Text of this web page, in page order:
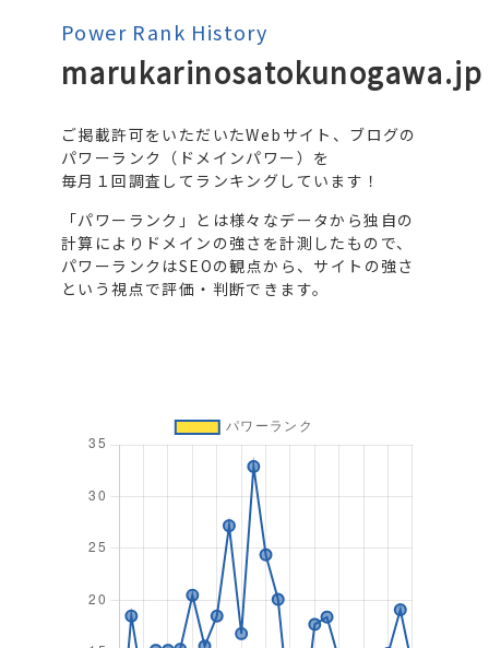
Power Rank History
marukarinosatokunogawa.jp
ご掲載許可をいただいたWebサイト、ブログの
パワーランク（ドメインパワー）を
毎月１回調査してランキングしています！
「パワーランク」とは様々なデータから独自の
計算によりドメインの強さを計測したもので、
パワーランクはSEOの観点から、サイトの強さ
という視点で評価・判断できます。